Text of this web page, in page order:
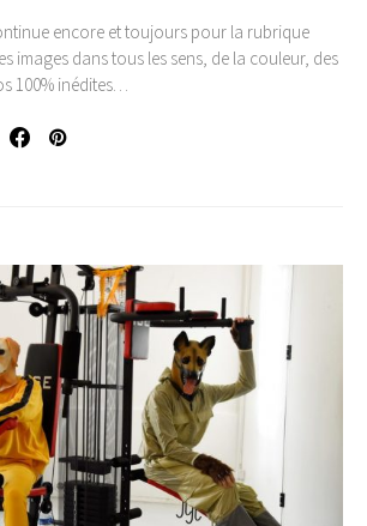
encore et toujours pour la rubrique
images dans tous les sens, de la couleur, des
100% inédites…